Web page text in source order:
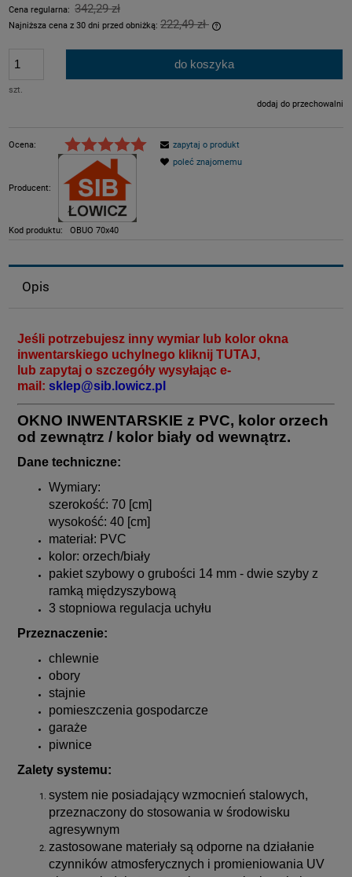
Cena regularna: 342,29 zł
Najniższa cena z 30 dni przed obniżką: 222,49 zł
momentu, kiedy produkt
szt.
do koszyka
dodaj do przechowalni
Ocena:
Producent:
Kod produktu: OBUO 70x40
zapytaj o produkt
poleć znajomemu
Opis
Jeśli potrzebujesz inny wymiar lub kolor okna
inwentarskiego uchylnego kliknij TUTAJ,
lub zapytaj o szczegóły wysyłając e-
mail: sklep@sib.lowicz.pl
OKNO INWENTARSKIE z PVC, kolor orzech
od zewnątrz / kolor biały od wewnątrz.
Dane techniczne:
Wymiary:
szerokość: 70 [cm]
wysokość: 40 [cm]
materiał: PVC
kolor: orzech/biały
pakiet szybowy o grubości 14 mm - dwie szyby z
ramką międzyszybową
3 stopniowa regulacja uchyłu
Przeznaczenie:
chlewnie
obory
stajnie
pomieszczenia gospodarcze
garaże
piwnice
Zalety systemu:
system nie posiadający wzmocnień stalowych,
przeznaczony do stosowania w środowisku
agresywnym
zastosowane materiały są odporne na działanie
czynników atmosferycznych i promieniowania UV